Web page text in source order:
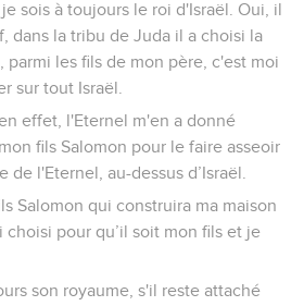
sois à toujours le roi d'Israël. Oui, il
dans la tribu de Juda il a choisi la
les fils de mon père, c'est moi
sur tout Israël.
effet, l'Eternel m'en a donné
fils Salomon pour le faire asseoir
l'Eternel, au-dessus d’Israël.
Salomon qui construira ma maison
choisi pour qu’il soit mon fils et je
son royaume, s'il reste attaché